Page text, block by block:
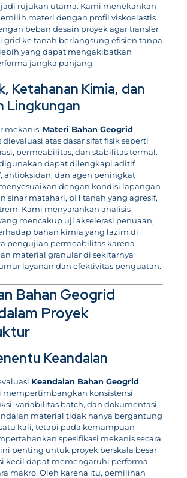
rujukan utama. Kami menekankan
materi dengan profil viskoelastis
beban desain proyek agar transfer
grid ke tanah berlangsung efisien tanpa
yang dapat mengakibatkan
jangka panjang.
Ketahanan Kimia, dan
Lingkungan
mekanis, Materi Bahan Geogrid
dievaluasi atas dasar sifat fisik seperti
permeabilitas, dan stabilitas termal.
dapat dilengkapi aditif
antioksidan, dan agen peningkat
dengan kondisi lapangan
sinar matahari, pH tanah yang agresif,
Kami menyarankan analisis
mencakup uji akselerasi penuaan,
bahan kimia yang lazim di
pengujian permeabilitas karena
material granular di sekitarnya
layanan dan efektivitas penguatan.
Bahan Geogrid
Proyek
Keandalan
Keandalan Bahan Geogrid
mempertimbangkan konsistensi
variabilitas batch, dan dokumentasi
material tidak hanya bergantung
kali, tetapi pada kemampuan
spesifikasi mekanis secara
penting untuk proyek berskala besar
kecil dapat memengaruhi performa
makro. Oleh karena itu, pemilihan